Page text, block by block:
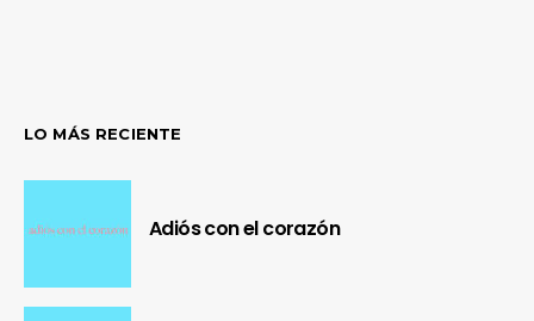
LO MÁS RECIENTE
Adiós con el corazón